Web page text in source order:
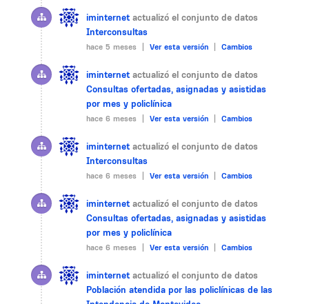
iminternet actualizó el conjunto de datos
Interconsultas
hace 5 meses | Ver esta versión Cambios
iminternet actualizó el conjunto de datos
Consultas ofertadas, asignadas y asistidas
por mes y policlínica
hace 6 meses | Ver esta versión Cambios
iminternet actualizó el conjunto de datos
Interconsultas
hace 6 meses | Ver esta versión Cambios
iminternet actualizó el conjunto de datos
Consultas ofertadas, asignadas y asistidas
por mes y policlínica
hace 6 meses | Ver esta versión Cambios
iminternet actualizó el conjunto de datos
Población atendida por las policlínicas de las